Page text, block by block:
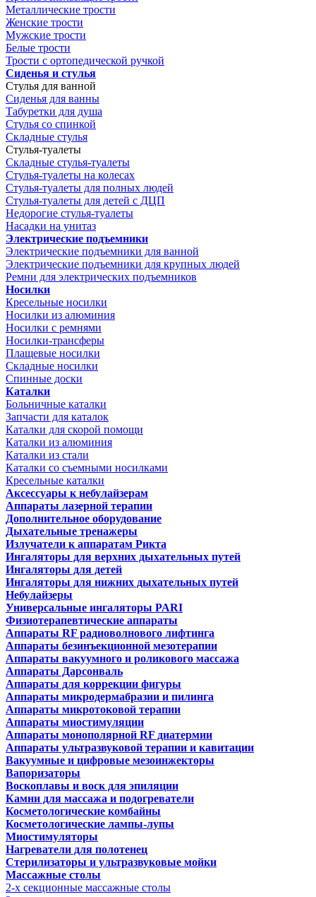
Металлические трости
Женские трости
Мужские трости
Белые трости
Трости с ортопедической ручкой
Сиденья и стулья
Стулья для ванной
Сиденья для ванны
Табуретки для душа
Стулья со спинкой
Складные стулья
Стулья-туалеты
Складные стулья-туалеты
Стулья-туалеты на колесах
Стулья-туалеты для полных людей
Стулья-туалеты для детей с ДЦП
Недорогие стулья-туалеты
Насадки на унитаз
Электрические подъемники
Электрические подъемники для ванной
Электрические подъемники для крупных людей
Ремни для электрических подъемников
Носилки
Кресельные носилки
Носилки из алюминия
Носилки с ремнями
Носилки-трансферы
Плащевые носилки
Складные носилки
Спинные доски
Каталки
Больничные каталки
Запчасти для каталок
Каталки для скорой помощи
Каталки из алюминия
Каталки из стали
Каталки со съемными носилками
Кресельные каталки
Аксессуары к небулайзерам
Аппараты лазерной терапии
Дополнительное оборудование
Дыхательные тренажеры
Излучатели к аппаратам Рикта
Ингаляторы для верхних дыхательных путей
Ингаляторы для детей
Ингаляторы для нижних дыхательных путей
Небулайзеры
Универсальные ингаляторы PARI
Физиотерапевтические аппараты
Аппараты RF радиоволнового лифтинга
Аппараты безинъекционной мезотерапии
Аппараты вакуумного и роликового массажа
Аппараты Дарсонваль
Аппараты для коррекции фигуры
Аппараты микродермабразии и пилинга
Аппараты микротоковой терапии
Аппараты миостимуляции
Аппараты монополярной RF диатермии
Аппараты ультразвуковой терапии и кавитации
Вакуумные и цифровые мезоинжекторы
Вапоризаторы
Воскоплавы и воск для эпиляции
Камни для массажа и подогреватели
Косметологические комбайны
Косметологические лампы-лупы
Миостимуляторы
Нагреватели для полотенец
Стерилизаторы и ультразвуковые мойки
Массажные столы
2-х секционные массажные столы